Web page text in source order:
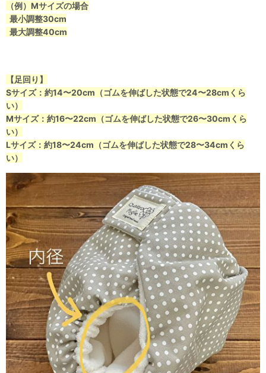
（例）Mサイズの場合
最小調整30cm
最大調整40cm
【足回り】
Sサイズ：約14〜20cm（ゴムを伸ばした状態で24〜28cmくら
い）
Mサイズ：約16〜22cm（ゴムを伸ばした状態で26〜30cmくら
い）
Lサイズ：約18〜24cm（ゴムを伸ばした状態で28〜34cmくら
い）